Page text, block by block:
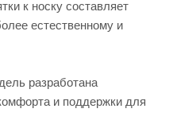
к носку составляет
естественному и
разработана
и поддержки для